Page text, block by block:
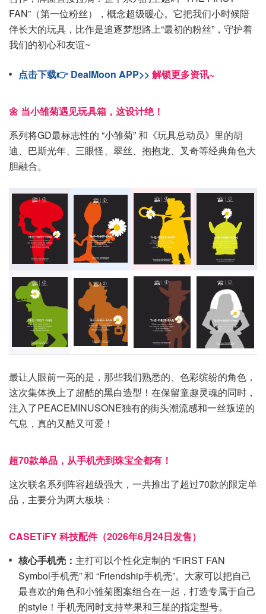
FAN”（第一位粉丝），概念超级暖心。它把我们小时候陪
伴长大的玩具，比作是追逐梦想路上“最初的粉丝”，守护着
我们的初心和友谊~
点击下载👉 DealMoon APP>> 解锁更多资讯~
🌼 当小雏菊遇见玩具箱，这设计绝！
系列将GD最标志性的 “小雏菊” 和《玩具总动员》里的胡
迪、巴斯光年、三眼怪、翠丝、抱抱龙、叉奇等经典角色大
胆融合。
最让人眼前一亮的是，那些我们熟悉的、色彩缤纷的角色，
这次集体换上了超酷的黑白造型！在保留童趣灵魂的同时，
注入了PEACEMINUSONE独有的街头潮流感和一丝叛逆的
气息，真的又酷又可爱！
超70款单品，从手机壳到珠宝全都有！
这次联名系列阵容超级强大，一共推出了超过70款的限定单
品，主要分为两大板块：
CASETiFY 科技配件（2026年6月24日发售）
核心手机壳： 主打可以个性化定制的 “FIRST FAN
Symbol手机壳” 和 “Friendship手机壳”。大家可以把自己
最喜欢的角色和小雏菊图案组合在一起，打造专属于自己
的style！手机壳同时支持苹果和三星的指定型号。